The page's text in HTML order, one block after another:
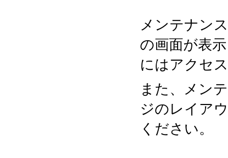
メンテナン
の画面が表
にはアクセ
また、メン
ジのレイア
ください。